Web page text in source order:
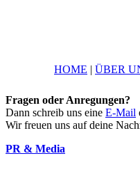
HOME | ÜBER
Fragen oder Anregungen?
Dann schreib uns eine E-Mail
Wir freuen uns auf deine
PR & Media